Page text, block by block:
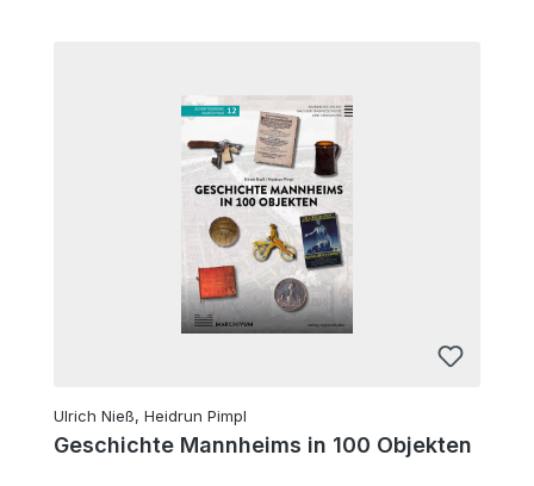
Ulrich Nieß, Heidrun Pimpl
Geschichte Mannheims in 100 Objekten